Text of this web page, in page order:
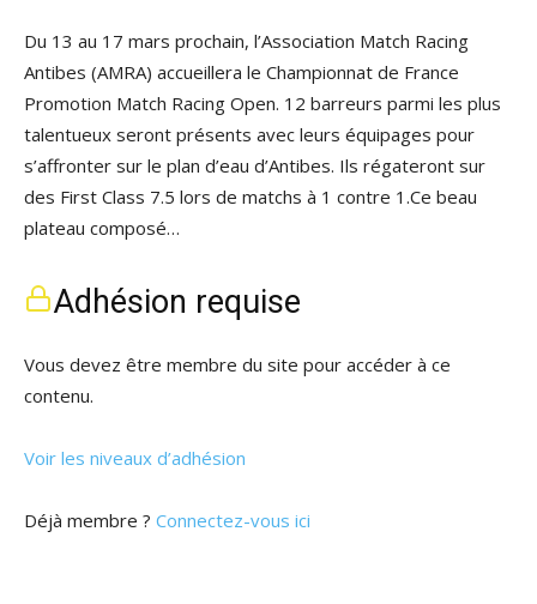
Du 13 au 17 mars prochain, l’Association Match Racing
Antibes (AMRA) accueillera le Championnat de France
Promotion Match Racing Open. 12 barreurs parmi les plus
talentueux seront présents avec leurs équipages pour
s’affronter sur le plan d’eau d’Antibes. Ils régateront sur
des First Class 7.5 lors de matchs à 1 contre 1.Ce beau
plateau composé…
Adhésion requise
Vous devez être membre du site pour accéder à ce
contenu.
Voir les niveaux d’adhésion
Déjà membre ? Connectez-vous ici